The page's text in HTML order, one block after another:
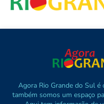
Agora Rio Grande do Sul é
também somos um espaço